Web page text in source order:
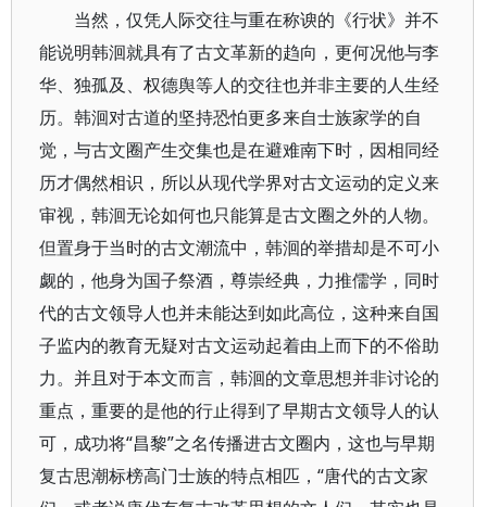
当然，仅凭人际交往与重在称谀的《行状》并不
能说明韩洄就具有了古文革新的趋向，更何况他与李
华、独孤及、权德舆等人的交往也并非主要的人生经
历。韩洄对古道的坚持恐怕更多来自士族家学的自
觉，与古文圈产生交集也是在避难南下时，因相同经
历才偶然相识，所以从现代学界对古文运动的定义来
审视，韩洄无论如何也只能算是古文圈之外的人物。
但置身于当时的古文潮流中，韩洄的举措却是不可小
觑的，他身为国子祭酒，尊崇经典，力推儒学，同时
代的古文领导人也并未能达到如此高位，这种来自国
子监内的教育无疑对古文运动起着由上而下的不俗助
力。并且对于本文而言，韩洄的文章思想并非讨论的
重点，重要的是他的行止得到了早期古文领导人的认
可，成功将“昌黎”之名传播进古文圈内，这也与早期
复古思潮标榜高门士族的特点相匹，“唐代的古文家